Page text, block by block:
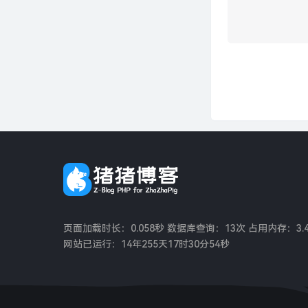
页面加载时长：0.058秒 数据库查询：13次 占用内存：
网站已运行： 14年255天17时30分55秒